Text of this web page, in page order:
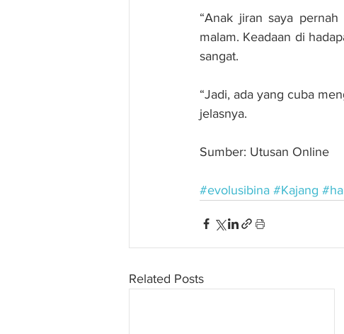
“Anak jiran saya
malam. Keadaan di
sangat.
“Jadi, ada yang cuba
jelasnya.
Sumber: Utusan Online
#evolusibina #Kajang
Related Posts